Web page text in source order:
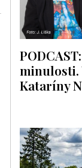
minulosti.
Kataríny